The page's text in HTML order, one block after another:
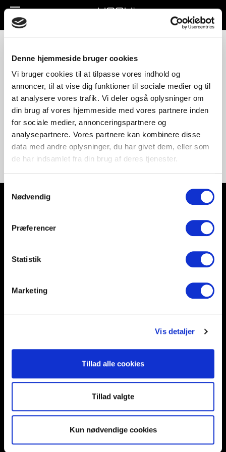
Denne hjemmeside bruger cookies
Vi bruger cookies til at tilpasse vores indhold og
annoncer, til at vise dig funktioner til sociale medier og til
at analysere vores trafik. Vi deler også oplysninger om
din brug af vores hjemmeside med vores partnere inden
for sociale medier, annonceringspartnere og
analysepartnere. Vores partnere kan kombinere disse
data med andre oplysninger, du har givet dem, eller som
de har indsamlet fra din brug af deres tjenester.
Nødvendig
Præferencer
Statistik
Marketing
Vis detaljer
Tillad alle cookies
Tillad valgte
Kun nødvendige cookies
Toggle
navigation
Unnu-211_LARGE